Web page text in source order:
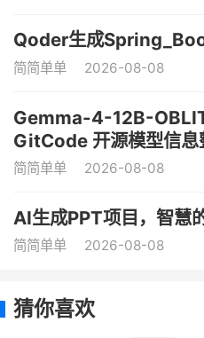
Qoder生成
简简单单 2026-08-08
Gemma-4-12B-
GitCode 开源模型信息
简简单单 2026-08-08
AI生成PPT项目，智慧
简简单单 2026-08-08
猜你喜欢